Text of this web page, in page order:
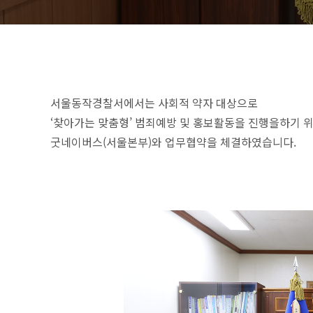
서울동작경찰서에서는 사회적 약자 대상으로
‘찾아가는 맞춤형’ 범죄예방 및 홍보활동을 진행을하기
굿네이버스(서울본부)와 업무협약을 체결하였습니다.